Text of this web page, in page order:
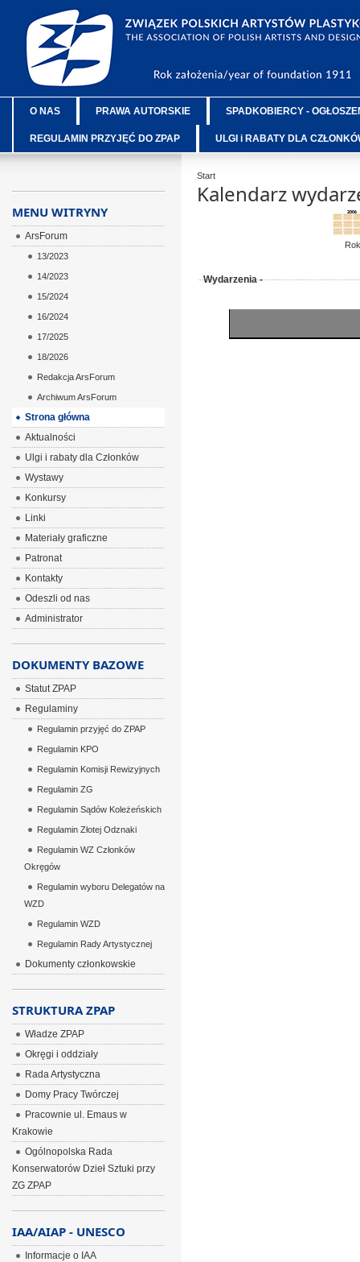
O NAS PRAWA AUTORSKIE SPADKOBIERCY -
REGULAMIN PRZYJĘĆ DO ZPAP ULGI i RABATY DLA
Start
Kalendarz
Rok
Wydarzenia -
MENU WITRYNY
ArsForum
13/2023
14/2023
15/2024
16/2024
17/2025
18/2026
Redakcja ArsForum
Archiwum ArsForum
Strona główna
Aktualności
Ulgi i rabaty dla Członków
Wystawy
Konkursy
Linki
Materiały graficzne
Patronat
Kontakty
Odeszli od nas
Administrator
DOKUMENTY BAZOWE
Statut ZPAP
Regulaminy
Regulamin przyjęć do ZPAP
Regulamin KPO
Regulamin Komisji Rewizyjnych
Regulamin ZG
Regulamin Sądów Koleżeńskich
Regulamin Złotej Odznaki
Regulamin WZ Członków
Okręgów
Regulamin wyboru Delegatów na
WZD
Regulamin WZD
Regulamin Rady Artystycznej
Dokumenty członkowskie
STRUKTURA ZPAP
Władze ZPAP
Okręgi i oddziały
Rada Artystyczna
Domy Pracy Twórczej
Pracownie ul. Emaus w
Krakowie
Ogólnopolska Rada
Konserwatorów Dzieł Sztuki przy
ZG ZPAP
IAA/AIAP - UNESCO
Informacje o IAA